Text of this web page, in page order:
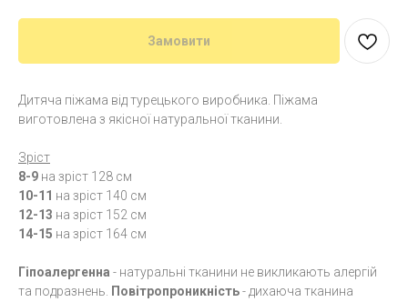
Замовити
Дитяча піжама від турецького виробника. Піжама
виготовлена з якісної натуральної тканини.
Зріст
8-9 на зріст 128 см
10-11 на зріст 140 см
12-13 на зріст 152 см
14-15 на зріст 164 см
Гіпоалергенна - натуральні тканини не викликають алергій
та подразнень. Повітропроникність- дихаюча тканина